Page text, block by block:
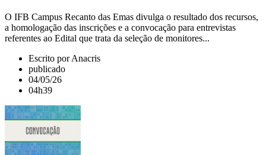
O IFB Campus Recanto das Emas divulga o resultado dos recursos,
a homologação das inscrições e a convocação para entrevistas
referentes ao Edital que trata da seleção de monitores...
Escrito por Anacris
publicado
04/05/26
04h39